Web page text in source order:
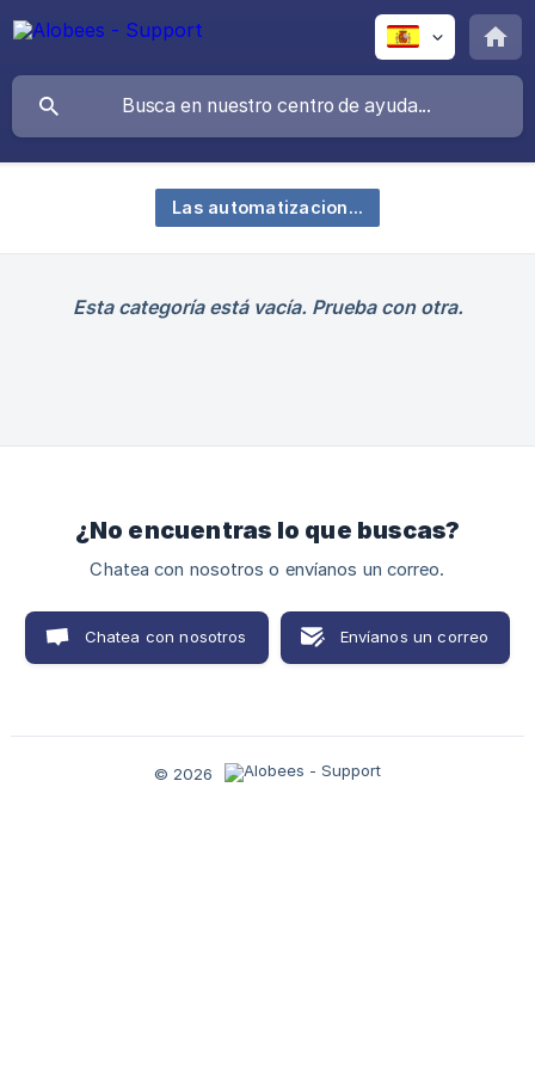
Las automatizaciones / formularios
Esta categoría está vacía. Prueba con otra.
¿No encuentras lo que buscas?
Chatea con nosotros o envíanos un correo.
Chatea con nosotros Envíanos un correo
© 2026